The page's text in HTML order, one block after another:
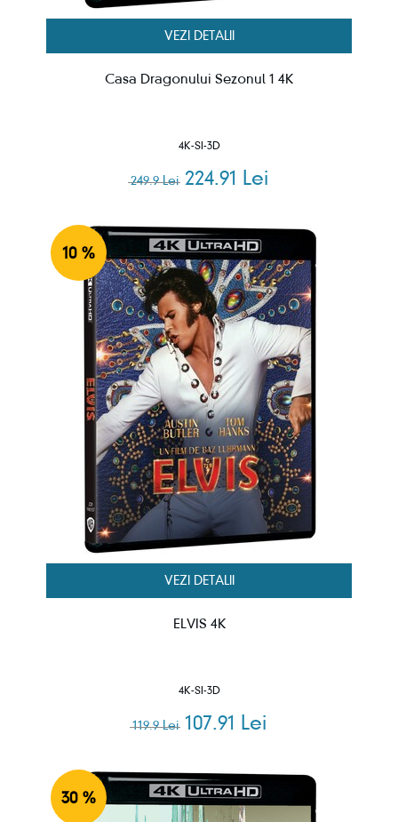
VEZI DETALII
Casa Dragonului Sezonul 1 4K
4K-SI-3D
249.9 Lei 224.91 Lei
10 %
VEZI DETALII
ELVIS 4K
4K-SI-3D
119.9 Lei 107.91 Lei
30 %